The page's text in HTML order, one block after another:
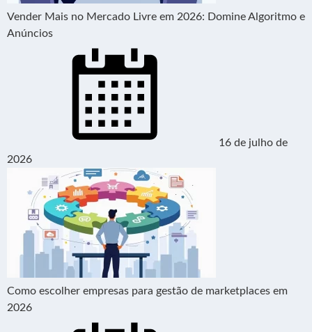
Vender Mais no Mercado Livre em 2026: Domine Algoritmo e
Anúncios
16 de julho de
2026
Como escolher empresas para gestão de marketplaces em
2026